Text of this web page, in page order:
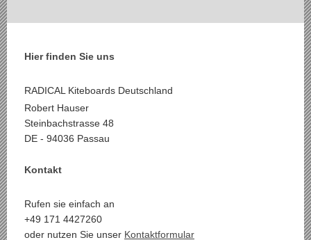
Hier finden Sie uns
RADICAL Kiteboards Deutschland
Robert Hauser
Steinbachstrasse 48
DE - 94036 Passau
Kontakt
Rufen sie einfach an
+49 171 4427260
oder nutzen Sie unser Kontaktformular